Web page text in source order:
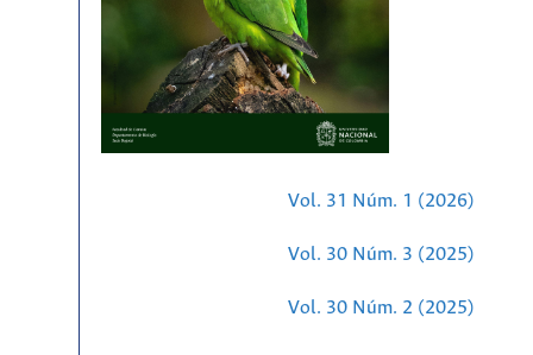
Vol. 31 Núm. 1 (2026)
Vol. 30 Núm. 3 (2025)
Vol. 30 Núm. 2 (2025)